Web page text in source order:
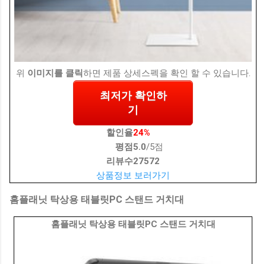
위 이미지를 클릭하면 제품 상세스펙을 확인 할 수 있습니다.
최저가 확인하
기
할인율24%
평점 5.0/5점
리뷰수27572
상품정보 보러가기
홈플래닛 탁상용 태블릿PC 스탠드 거치대
홈플래닛 탁상용 태블릿PC 스탠드 거치대